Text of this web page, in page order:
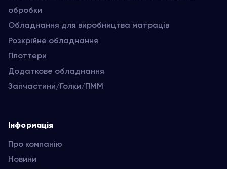
обробки
Обладнання для виробництва матраців
Розкрійне обладнання
Плоттери
Додаткове обладнання
Запчастини/Голки/ПММ
Інформація
Про компанію
Новини